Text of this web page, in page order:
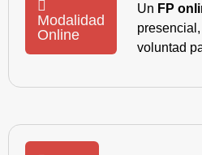
Modalidad
Online
Un FP
voluntad